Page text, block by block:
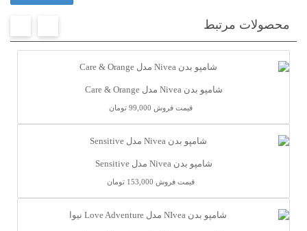
محصولات مرتبط
شامپو بدن Nivea مدل Care & Orange
قیمت فروش 99,000 تومان
شامپو بدن Nivea مدل Sensitive
قیمت فروش 153,000 تومان